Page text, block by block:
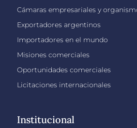
Cámaras empresariales y
Exportadores argentinos
Importadores en el mundo
Misiones comerciales
Oportunidades comerciales
Licitaciones internacionales
Institucional